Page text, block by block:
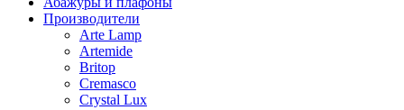
Производители
Arte Lamp
Artemide
Britop
Cremasco
Crystal Lux